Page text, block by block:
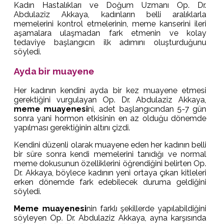
Kadın Hastalıkları ve Doğum Uzmanı Op. Dr.
Abdulaziz Akkaya, kadınların belli aralıklarla
memelerini kontrol etmelerinin, meme kanserini ileri
aşamalara ulaşmadan fark etmenin ve kolay
tedaviye başlangıcın ilk adımını oluşturduğunu
söyledi.
Ayda bir muayene
Her kadının kendini ayda bir kez muayene etmesi
gerektiğini vurgulayan Op. Dr. Abdulaziz Akkaya,
meme muayenesini, adet başlangıcından 5-7 gün
sonra yani hormon etkisinin en az olduğu dönemde
yapılması gerektiğinin altını çizdi.
Kendini düzenli olarak muayene eden her kadının belli
bir süre sonra kendi memelerini tanıdığı ve normal
meme dokusunun özelliklerini öğrendiğini belirten Op.
Dr. Akkaya, böylece kadının yeni ortaya çıkan kitleleri
erken dönemde fark edebilecek duruma geldiğini
söyledi.
Meme muayenesinin farklı şekillerde yapılabildiğini
söyleyen Op. Dr. Abdulaziz Akkaya, ayna karşısında